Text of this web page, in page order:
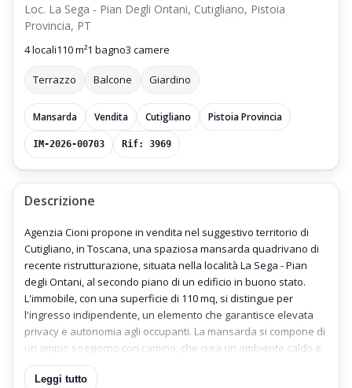
Loc. La Sega - Pian Degli Ontani, Cutigliano, Pistoia
Provincia, PT
4 locali110 m²1 bagno3 camere
Terrazzo Balcone Giardino
Mansarda Vendita Cutigliano Pistoia Provincia
IM-2026-00703 Rif: 3969
Descrizione
Agenzia Cioni propone in vendita nel suggestivo territorio di
Cutigliano, in Toscana, una spaziosa mansarda quadrivano di
recente ristrutturazione, situata nella località La Sega - Pian
degli Ontani, al secondo piano di un edificio in buono stato.
L'immobile, con una superficie di 110 mq, si distingue per
l'ingresso indipendente, un elemento che garantisce elevata
privacy e autonomia agli occupanti. La mansarda si compone di
un ampio soggiorno con camino, che crea un ambiente caldo e
accogliente, ideale per momenti di relax o conviviali. La cucina è
dotata di angolo cottura funzionale e ben organizzato, perfetto
Leggi tutto